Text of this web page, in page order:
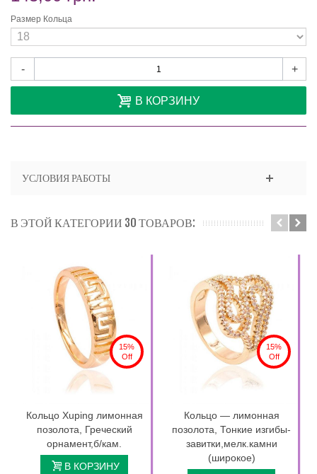
Размер Кольца
- +
В КОРЗИНУ
УСЛОВИЯ РАБОТЫ
В ЭТОЙ КАТЕГОРИИ 30 ТОВАРОВ:
15%
Off
Кольцо Xuping лимонная
позолота, Греческий
орнамент,б/кам.
В КОРЗИНУ
15%
Off
Кольцо — лимонная
позолота, Тонкие изгибы-
завитки,мелк.камни
(широкое)